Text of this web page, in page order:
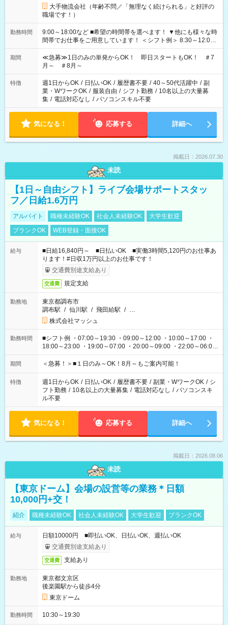
大手物流会社（年齢不問／「無理なく続けられる」と好評の
職場です！）
勤務時間
9:00～18:00など ■希望の時間帯を選べます！ ▼他にも様々な時
間帯でお仕事をご用意しています！ ＜シフト例＞ 8:30～12:00
17:00～22:00 13:00～22:00 22:00～翌6:00 など
期間
≪急募≫1日のみの単発からOK！ 即日スタートもOK！ ＃7
月～ ＃8月～
特徴 週1日からOK / 日払いOK / 履歴書不要 / 40～50代活躍中 / 副
業・WワークOK / 服装自由 / シフト勤務 / 10名以上の大量募
集 / 電話対応なし / パソコンスキル不要
気になる！ 応募する 詳細へ
掲載日：2026.07.30
未読
【1日～自由シフト】ライブ会場サポートスタッ
フ／日給1.6万円
アルバイト 職種未経験OK 社会人未経験OK
大学生歓迎
ブランクOK
WEB登録・面接OK
給与
■日給16,840円～ ■日払いOK ■実働3時間5,120円のお仕事あ
ります！#日収1万円以上のお仕事です！
交通費別途支給あり
交通費 規定支給
勤務地
東京都調布市
調布駅 / 仙川駅 / 飛田給駅 / …
株式会社マッシュ
勤務時間
■シフト例 ・07:00～19:30 ・09:00～12:00 ・10:00～17:00 ・
18:00～23:00 ・19:00～07:00 ・20:00～09:00 ・22:00～06:00
etc ★最短で3時間で5,120円のお仕事から 15時間で2万円近く稼
げるお仕事も！ ご希望のお時間に合わせてご紹介！ ※シフトは
ください！
期間 ＜急募！＞■１日のみ～OK！8月～もご案内可能！
特徴 週1日からOK / 日払いOK / 履歴書不要 / 副業・WワークOK / シ
フト勤務 / 10名以上の大量募集 / 電話対応なし / パソコンスキ
ル不要
気になる！ 応募する 詳細へ
掲載日：2026.08.06
未読
【東京ドーム】会場の設営等の業務＊日額
10,000円+交！
紹介 職種未経験OK 社会人未経験OK 大学生歓迎 ブランクOK
給与
日額10000円 ■即払いOK、日払いOK、週払いOK
交通費別途支給あり
交通費 支給あり
勤務地
東京都文京区
後楽園駅から徒歩4分
東京ドーム
勤務時間 10:30～19:30